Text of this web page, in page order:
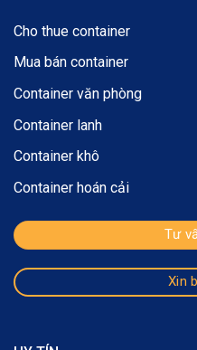
Cho thue container
Mua bán container
Container văn phòng
Container lanh
Container khô
Container hoán cải
Tư
Xin